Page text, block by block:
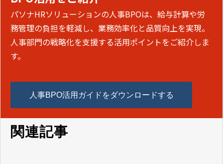
パソナHRソリューションの人事BPOは、給与計算や労
務管理の負担を軽減し、業務効率化と品質向上を実現。
人事部門の戦略化を支援する活用ポイントをご紹介しま
す。
人事BPO活用ガイドをダウンロードする
関連記事